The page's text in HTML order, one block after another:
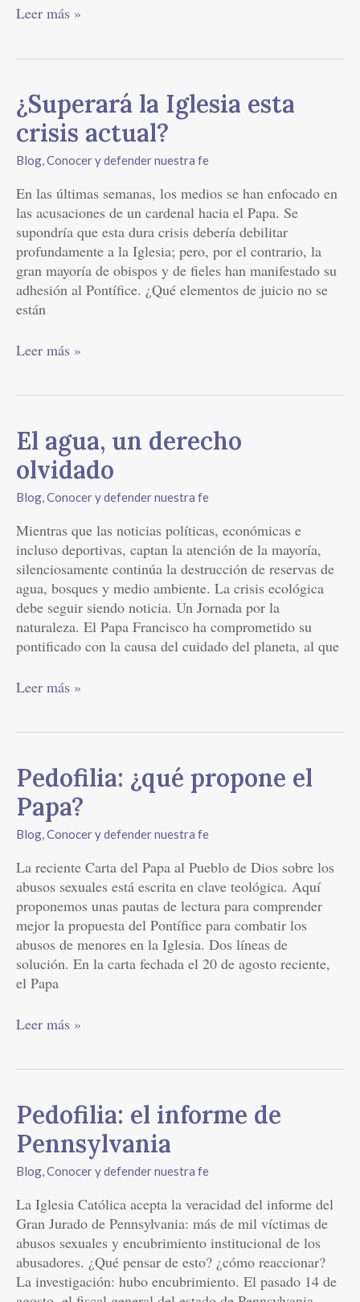
Leer más »
¿Superará la Iglesia esta
crisis actual?
Blog,Conocer y defender nuestra fe
En las últimas semanas, los medios se han enfocado en
las acusaciones de un cardenal hacia el Papa. Se
supondría que esta dura crisis debería debilitar
profundamente a la Iglesia; pero, por el contrario, la
gran mayoría de obispos y de fieles han manifestado su
adhesión al Pontífice. ¿Qué elementos de juicio no se
están
¿Superará
la
Iglesia
esta
actual?
Leer más »
El agua, un derecho
olvidado
Blog,Conocer y defender nuestra fe
Mientras que las noticias políticas, económicas e
incluso deportivas, captan la atención de la mayoría,
silenciosamente continúa la destrucción de reservas de
agua, bosques y medio ambiente. La crisis ecológica
debe seguir siendo noticia. Un Jornada por la
naturaleza. El Papa Francisco ha comprometido su
pontificado con la causa del cuidado del planeta, al que
El
agua,
un
derecho
Leer más »
Pedofilia: ¿qué propone el
Papa?
Blog,Conocer y defender nuestra fe
La reciente Carta del Papa al Pueblo de Dios sobre los
abusos sexuales está escrita en clave teológica. Aquí
proponemos unas pautas de lectura para comprender
mejor la propuesta del Pontífice para combatir los
abusos de menores en la Iglesia. Dos líneas de
solución. En la carta fechada el 20 de agosto reciente,
el Papa
Pedofilia:
¿qué
propone
el
Leer más »
Pedofilia: el informe de
Pennsylvania
Blog,Conocer y defender nuestra fe
La Iglesia Católica acepta la veracidad del informe del
Gran Jurado de Pennsylvania: más de mil víctimas de
abusos sexuales y encubrimiento institucional de los
abusadores. ¿Qué pensar de esto? ¿cómo reaccionar?
La investigación: hubo encubrimiento. El pasado 14 de
Pedofilia:
el
informe
de